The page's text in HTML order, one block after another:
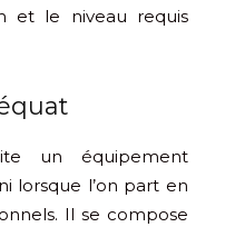
et le niveau requis
un équipement
lorsque l’on part en
Il se compose